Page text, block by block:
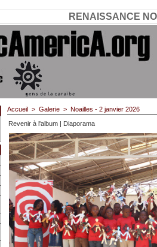
RENAISSANCE
Accueil > Galerie > Noailles - 2 janvier 2026
Revenir à l'album | Diaporama